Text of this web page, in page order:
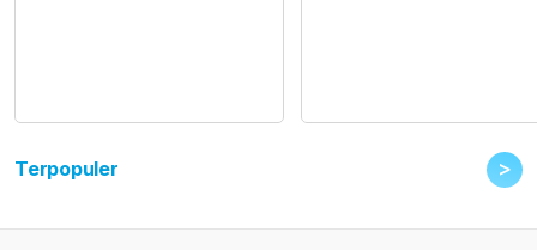
Terpopuler >